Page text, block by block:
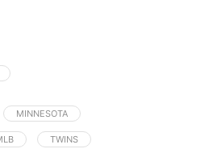
MINNESOTA
TWINS